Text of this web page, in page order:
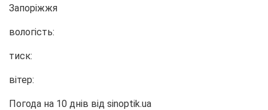
Запоріжжя
вологість:
тиск:
вітер:
Погода на 10 днів від sinoptik.ua